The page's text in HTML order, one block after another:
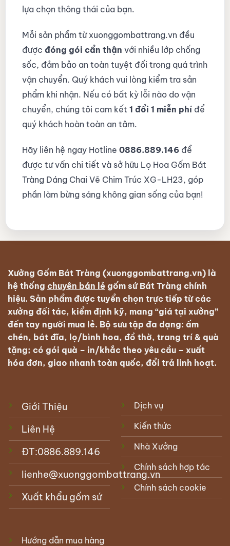
lựa chọn thông thái của bạn.
Mỗi sản phẩm từ xuonggombattrang.vn đều
được đóng gói cẩn thận với nhiều lớp chống
sốc, đảm bảo an toàn tuyệt đối trong quá trình
vận chuyển. Quý khách vui lòng kiểm tra sản
phẩm khi nhận. Nếu có bất kỳ lỗi nào do vận
chuyển, chúng tôi cam kết 1 đổi 1 miễn phíđể
quý khách hoàn toàn an tâm.
Hãy liên hệ ngay Hotline 0886.889.146để
được tư vấn chi tiết và sở hữu Lọ Hoa Gốm Bát
Tràng Dáng Chai Vẽ Chim Trúc XG-LH23, góp
phần làm bừng sáng không gian sống của bạn!
Xưởng Gốm Bát Tràng (xuonggombattrang.vn) là
hệ thống chuyên bán lẻ gốm sứ Bát Tràng chính
hiệu. Sản phẩm được tuyển chọn trực tiếp từ các
xưởng đối tác, kiểm định kỹ, mang “giá tại xưởng”
đến tay người mua lẻ. Bộ sưu tập đa dạng: ấm
chén, bát đĩa, lọ/bình hoa, đồ thờ, trang trí & quà
tặng; có gói quà – in/khắc theo yêu cầu – xuất
hóa đơn, giao nhanh toàn quốc, đổi trả linh hoạt.
Giới Thiệu
Liên Hệ
ĐT:0886.889.146
lienhe@xuonggombattrang.vn
Xuất khẩu gốm sứ
Dịch vụ
Kiến thức
Nhà Xưởng
Chính sách hợp tác
Chính sách cookie
Hướng dẫn mua hàng